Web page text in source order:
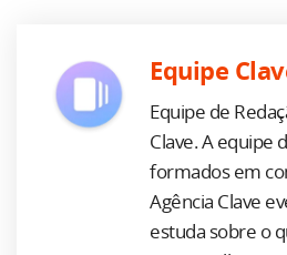
Equipe
Equipe de
Clave. A equipe
formados em
Agência Clave
estuda sobre o